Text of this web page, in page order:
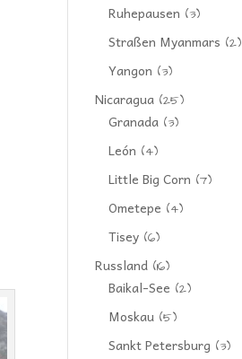
Ruhepausen (3)
Straßen Myanmars (2)
Yangon (3)
Nicaragua (25)
Granada (3)
León (4)
Little Big Corn (7)
Ometepe (4)
Tisey (6)
Russland (16)
Baikal-See (2)
Moskau (5)
Sankt Petersburg (3)